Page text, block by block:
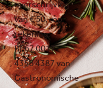
overschrijving
van € 50,- op
rekening:
BE67 0017
4356 4387 van
Gastronomische